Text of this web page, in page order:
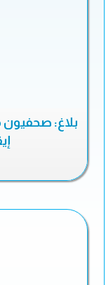
بلاغ: